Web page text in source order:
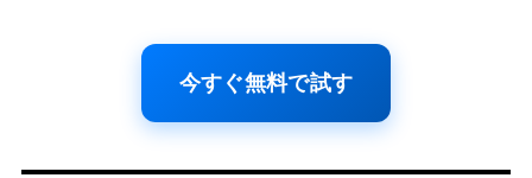
今すぐ無料で試す